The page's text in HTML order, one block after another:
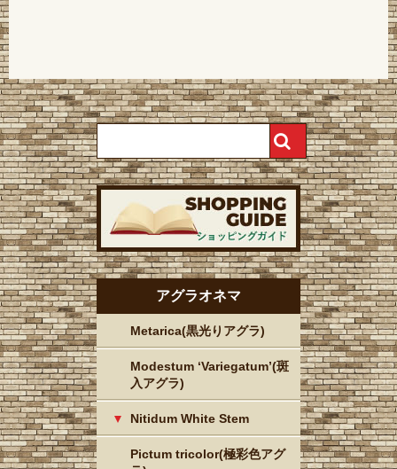
アグラオネマ
Metarica(黒光りアグラ)
Modestum ‘Variegatum’(斑
入アグラ)
Nitidum White Stem
Pictum tricolor(極彩色アグ